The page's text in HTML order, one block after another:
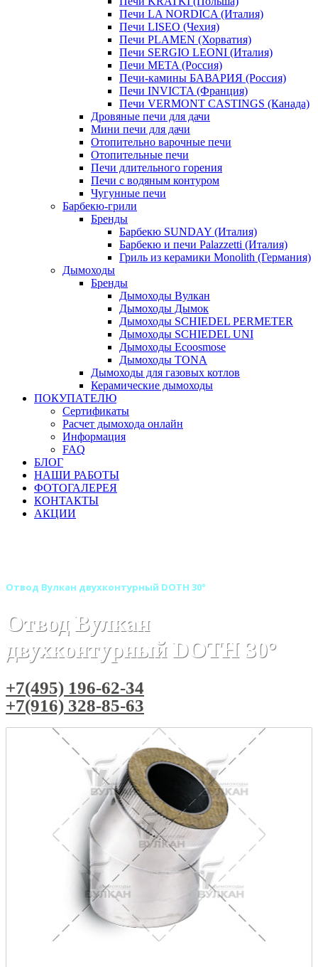
Печи LA NORDICA (Италия)
Печи LISEO (Чехия)
Печи PLAMEN (Хорватия)
Печи SERGIO LEONI (Италия)
Печи META (Россия)
Печи-камины БАВАРИЯ (Россия)
Печи INVICTA (Франция)
Печи VERMONT CASTINGS (Канада)
Дровяные печи для дачи
Мини печи для дачи
Отопительно варочные печи
Отопительные печи
Печи длительного горения
Печи с водяным контуром
Чугунные печи
Барбекю-грили
Бренды
Барбекю SUNDAY (Италия)
Барбекю и печи Palazzetti (Италия)
Гриль из керамики Monolith (Германия)
Дымоходы
Бренды
Дымоходы Вулкан
Дымоходы Дымок
Дымоходы SCHIEDEL PERMETER
Дымоходы SCHIEDEL UNI
Дымоходы Ecoosmose
Дымоходы TONA
Дымоходы для газовых котлов
Керамические дымоходы
ПОКУПАТЕЛЮ
Сертификаты
Расчет дымохода онлайн
Информация
FAQ
БЛОГ
НАШИ РАБОТЫ
ФОТОГАЛЕРЕЯ
КОНТАКТЫ
АКЦИИ
Отвод Вулкан двухконтурный DOTH 30°
Отвод Вулкан
двухконтурный DOTH 30°
+7(495) 196-62-34
+7(916) 328-85-63